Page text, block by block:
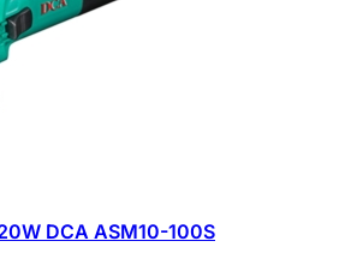
DCA ASM10-100S